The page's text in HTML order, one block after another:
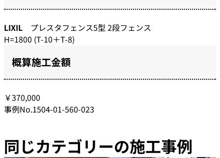
LIXIL プレスタフェンス5型 2段フェンス
H=1800 (T-10＋T-8)
概算施工金額
￥370,000
事例No.1504-01-560-023
同じカテゴリーの施工事例